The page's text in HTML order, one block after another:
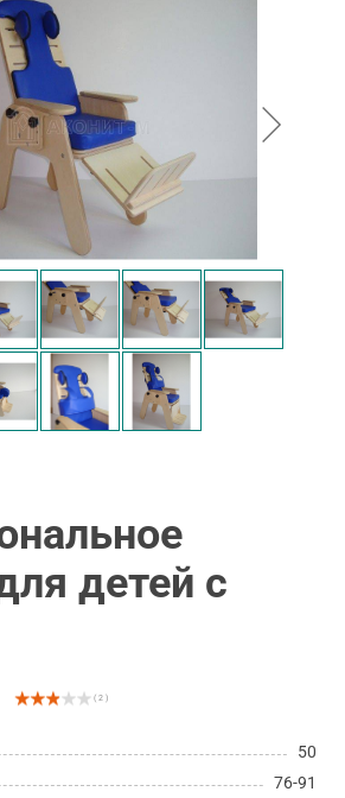
детей с
( 2 )
50
76-91